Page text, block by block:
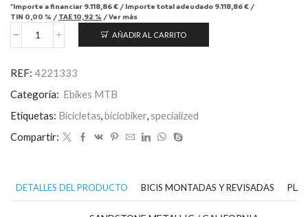
*Importe a financiar 9.118,86 € / Importe total adeudado 9.118,86 € /
TIN 0,00 % / TAE10,92 % /Ver más
Turbo
2
Expert
cantidad
AÑADIR AL CARRITO
REF: 4221333
Categoría: Ebikes MTB
Etiquetas: Bicicletas biciobiker specialized
Compartir:
DETALLES DEL PRODUCTO BICIS MONTADAS Y REVISADAS